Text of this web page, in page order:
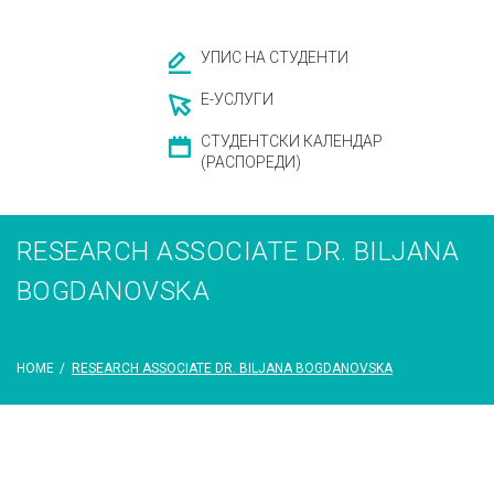
УПИС НА СТУДЕНТИ
Е-УСЛУГИ
СТУДЕНТСКИ КАЛЕНДАР
(РАСПОРЕДИ)
RESEARCH ASSOCIATE DR. BILJANA
BOGDANOVSKA
HOME / RESEARCH ASSOCIATE DR. BILJANA BOGDANOVSKA